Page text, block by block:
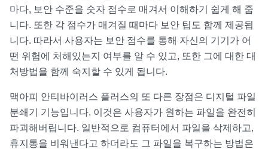
마다, 보안 수준을 숫자 점수로 매겨서 이해하기 쉽게 해 줍
니다. 또한 각 점수가 매겨질 때마다 보안 팁도 함께 제공됩
니다. 따라서 사용자는 보안 점수를 통해 자신의 기기가 어
떤 위험에 처해있는지 여부를 알 수 있고, 또한 그에 대한 대
처방법을 함께 숙지할 수 있게 됩니다.
맥아피 안티바이러스 플러스의 또 다른 장점은 디지털 파일
분쇄기 기능입니다. 이것은 사용자가 원하는 파일을 완전히
파괴해버립니다. 일반적으로 컴퓨터에서 파일을 삭제하고,
휴지통을 비워낸다고 하더라도 그 파일을 복구하는 방법은